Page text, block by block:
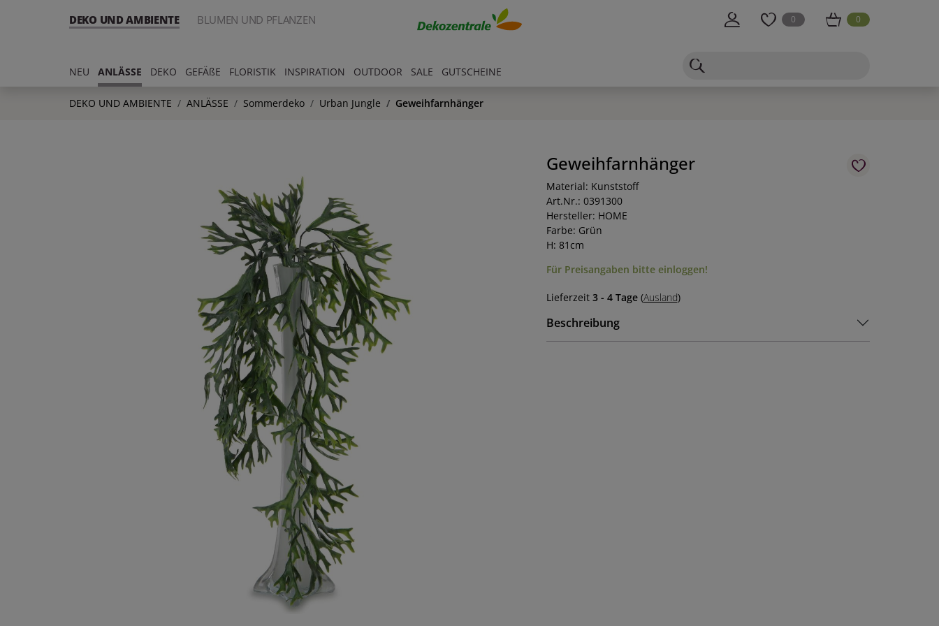
DEKO UND AMBIENTE BLUMEN UND PFLANZEN 0 0
NEU ANLÄSSE DEKO GEFÄßE FLORISTIK INSPIRATION OUTDOOR SALE GUTSCHEINE
DEKO UND AMBIENTE ANLÄSSE Sommerdeko Urban Jungle Geweihfarnhänger
Geweihfarnhänger
Material: Kunststoff
Art.Nr.: 0391300
Hersteller: HOME
Farbe: Grün
H: 81cm
Für Preisangaben bitte einloggen!
Lieferzeit 3 - 4 Tage(Ausland)
Beschreibung